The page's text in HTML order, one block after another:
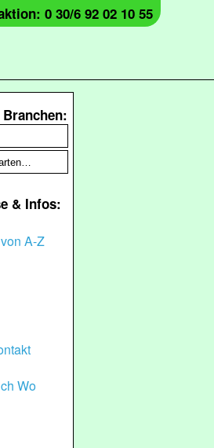
0 30/6 92 02 10 55
& Infos:
A-Z
Wo